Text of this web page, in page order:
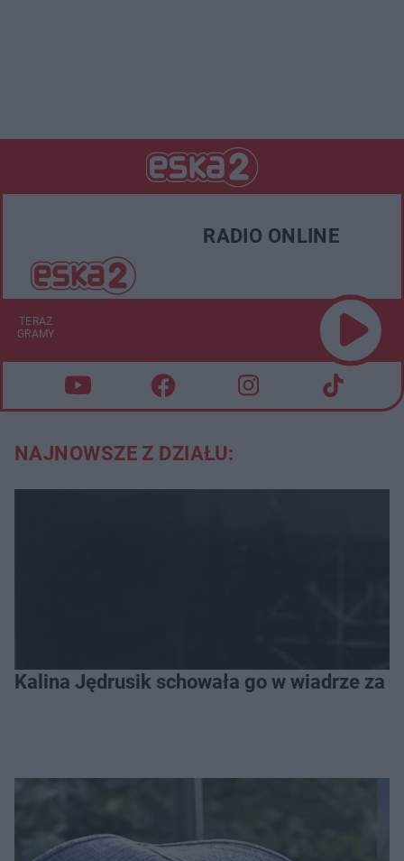
RADIO ONLINE
TERAZ
GRAMY
NAJNOWSZE Z DZIAŁU:
Kalina Jędrusik schowała go w wiadrze za